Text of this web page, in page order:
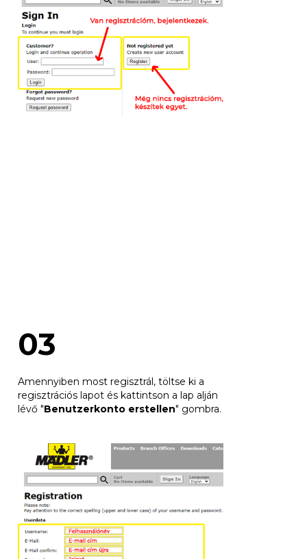
03
Amennyiben most regisztrál, töltse ki a
regisztrációs lapot és kattintson a lap alján
lévő "Benutzerkonto erstellen" gombra.